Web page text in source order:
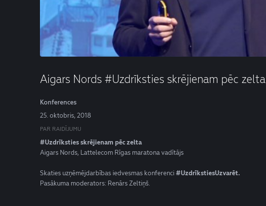
Aigars Nords #Uzdrīksties skrējienam pēc zelta
Konferences
25. oktobris, 2018
PAR RAIDĪJUMU
#Uzdrīksties skrējienam pēc zelta
Aigars Nords, Lattelecom Rīgas maratona vadītājs
Skaties uzņēmējdarbības iedvesmas konferenci#UzdrīkstiesUzvarēt.
Pasākuma moderators: Renārs Zeltiņš.